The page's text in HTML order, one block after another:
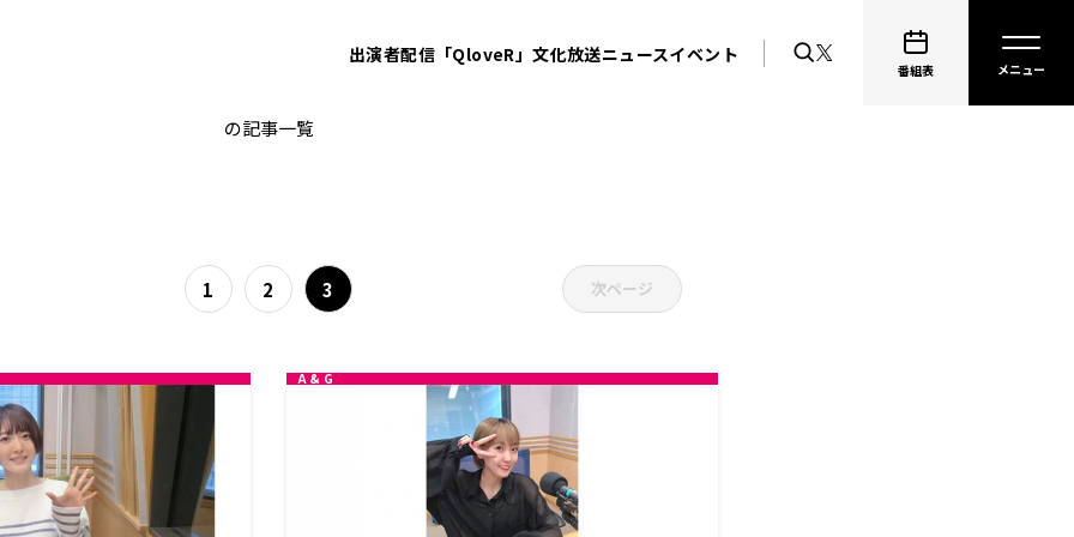
出演者配信「QloveR」文化放送ニュースイベント
番組表
番組レポート
の記事一覧
1 2 3 次ページ